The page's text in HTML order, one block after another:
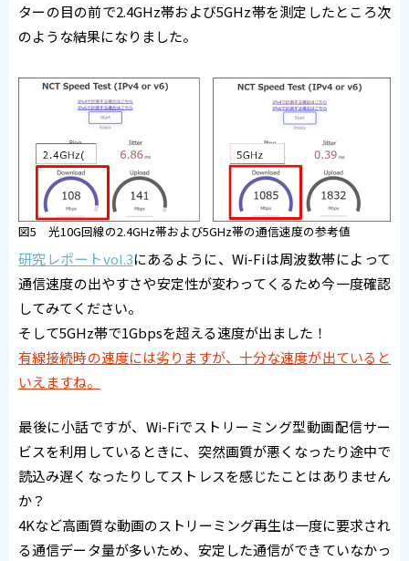
ターの目の前で2.4GHz帯および5GHz帯を測定したところ次
のような結果になりました。
図5 光10G回線の2.4GHz帯および5GHz帯の通信速度の参考値
研究レポートvol.3にあるように、Wi-Fiは周波数帯によって
通信速度の出やすさや安定性が変わってくるため今一度確認
してみてください。
そして5GHz帯で1Gbpsを超える速度が出ました！
有線接続時の速度には劣りますが、十分な速度が出ていると
いえますね。
最後に小話ですが、Wi-Fiでストリーミング型動画配信サー
ビスを利用しているときに、突然画質が悪くなったり途中で
読込み遅くなったりしてストレスを感じたことはありません
か？
4Kなど高画質な動画のストリーミング再生は一度に要求され
る通信データ量が多いため、安定した通信ができていなかっ